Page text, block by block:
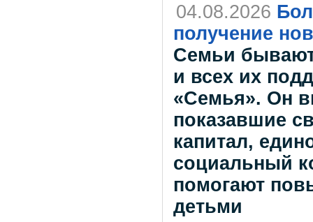
04.08.2026
получение
Семьи
и всех их
«Семья». Он
показавшие
капитал,
социальный
помогают
детьми